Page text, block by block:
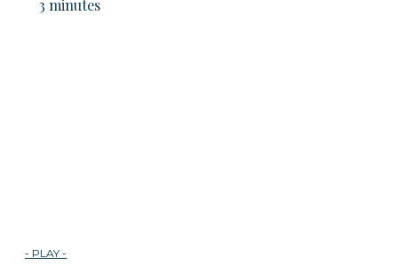
3 minutes
- PLAY -